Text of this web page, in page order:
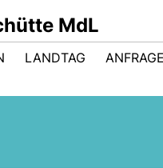
MdL
LANDTAG